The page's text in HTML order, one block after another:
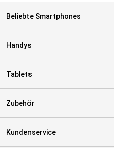
Beliebte Smartphones
Handys
Tablets
Zubehör
Kundenservice